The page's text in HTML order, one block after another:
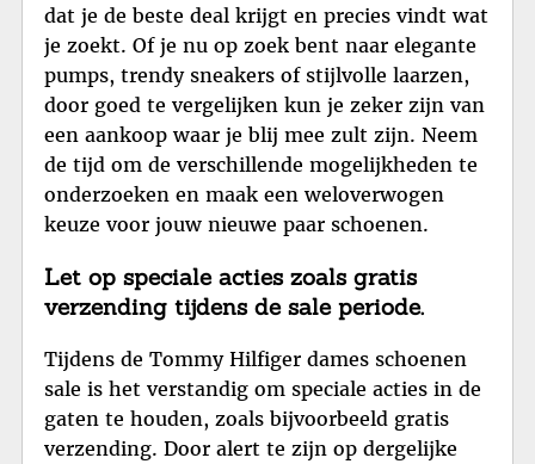
dat je de beste deal krijgt en precies vindt wat
je zoekt. Of je nu op zoek bent naar elegante
pumps, trendy sneakers of stijlvolle laarzen,
door goed te vergelijken kun je zeker zijn van
een aankoop waar je blij mee zult zijn. Neem
de tijd om de verschillende mogelijkheden te
onderzoeken en maak een weloverwogen
keuze voor jouw nieuwe paar schoenen.
Let op speciale acties zoals gratis
verzending tijdens de sale periode.
Tijdens de Tommy Hilfiger dames schoenen
sale is het verstandig om speciale acties in de
gaten te houden, zoals bijvoorbeeld gratis
verzending. Door alert te zijn op dergelijke